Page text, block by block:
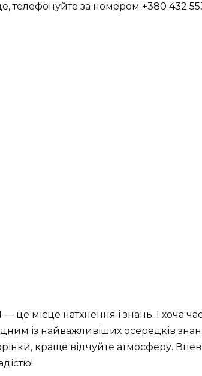
телефонуйте за номером +380 432
— це місце натхнення і знань. І хоча
із найважливіших осередків
краще відчуйте атмосферу.